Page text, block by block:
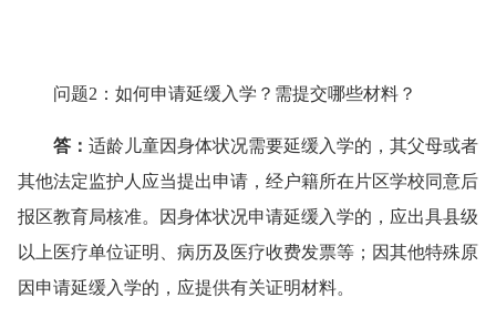
问题2：如何申请延缓入学？需提交哪些材料？
答 ： 适龄儿童因身体状况需要延缓入学的，其父母或者
其他法定监护人应当提出申请，经户籍所在片区学校同意后
报区教育局核准。因身体状况申请延缓入学的，应出具县级
以上医疗单位证明、病历及医疗收费发票等；因其他特殊原
因申请延缓入学的，应提供有关证明材料。